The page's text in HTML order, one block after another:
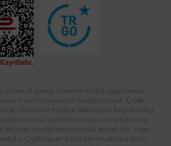
online alışveriş sitesi ve mobil uygulaması
olan tüm ürünleri bulabilirsiniz. Çiçek,
Ürünler ve Hediye Setleri gibi birçok farklı
ürünü sizlere sunuyor ve zamanında
de ister sevdiklerinizi mutlu etmek için, ister
Çiçeksepeti Extra’nın fırsatlarla dolu